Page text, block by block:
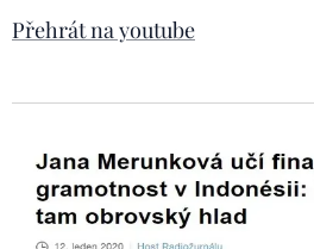
Přehrát na youtube